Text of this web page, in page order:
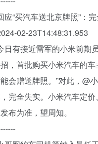
应“买汽车送北京牌照”：
02-23T14:48:31.953
日有接近雷军的小米前期
，首批购买小米汽车的
会赠送牌照。”对此，@
完全失实。小米汽车定
布为准，望周知。